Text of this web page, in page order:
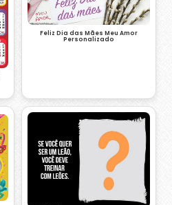
Feliz Dia das Mães Meu Amor
Personalizado